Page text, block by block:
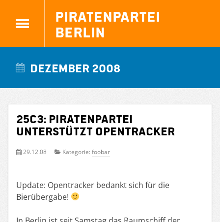
Piratenpartei
Berlin
Dezember 2008
25C3: Piratenpartei
unterstützt Opentracker
29.12.08 Kategorie: foobar
Update: Opentracker bedankt sich für die
Bierübergabe!